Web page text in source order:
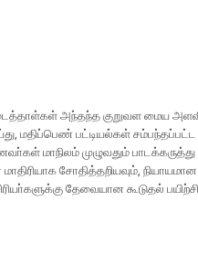
அந்தந்த குறுவள மைய
மதிப்பெண் பட்டியல்கள்
மாநிலம் முழுவதும்
மாதிரியாக சோதித்தறியவும்,
தேவையான கூடுதல்